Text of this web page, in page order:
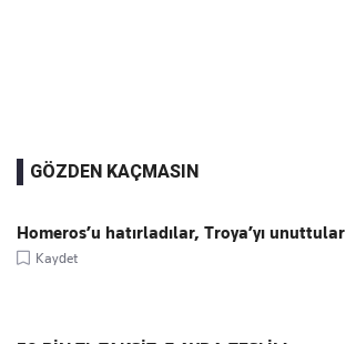
GÖZDEN KAÇMASIN
Homeros’u hatırladılar, Troya’yı unuttular
Kaydet